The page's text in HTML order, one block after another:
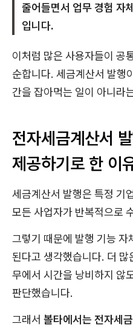
줄어들면서 업무 경험 자
입니다.
이처럼 많은 사용자들이 공
순합니다. 세금계산서 발행
간을 잡아먹는 일이 아니라
전자세금계산서
제공하기로 한 이
세금계산서 발행은 특정 기
모든 사업자가 반복적으로
그렇기 때문에 발행 기능
된다고 생각했습니다. 더 많
무에서 시간을 낭비하지 않
판단했습니다.
그래서 볼타에서는 전자세